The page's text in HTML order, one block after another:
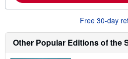
Free 30-day
Other Popular Editions of the